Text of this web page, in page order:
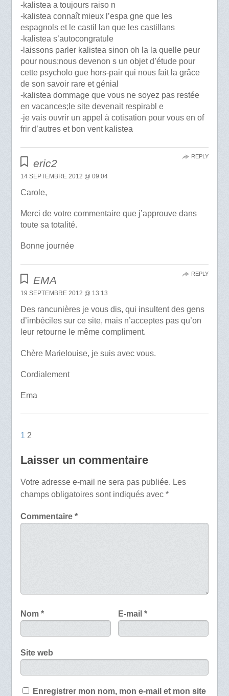
-kalistea a toujours raiso n
-kalistea connaît mieux l’espa gne que les
espagnols et le castil lan que les castillans
-kalistea s’autocongratule
-laissons parler kalistea sinon oh la la quelle peur
pour nous;nous devenon s un objet d’étude pour
cette psycholo gue hors-pair qui nous fait la grâce
de son savoir rare et génial
-kalistea dommage que vous ne soyez pas restée
en vacances;le site devenait respirabl e
-je vais ouvrir un appel à cotisation pour vous en of
frir d’autres et bon vent kalistea
eric2
14 SEPTEMBRE 2012 @ 09:04
Carole,
Merci de votre commentaire que j’approuve dans
toute sa totalité.
Bonne journée
REPLY
EMA
19 SEPTEMBRE 2012 @ 13:13
Des rancunières je vous dis, qui insultent des gens
d’imbéciles sur ce site, mais n’acceptes pas qu’on
leur retourne le même compliment.
Chère Marielouise, je suis avec vous.
Cordialement
Ema
REPLY
1 2
Laisser un commentaire
Votre adresse e-mail ne sera pas publiée. Les
champs obligatoires sont indiqués avec *
Commentaire *
Nom * E-mail*
Site web
Enregistrer mon nom, mon e-mail et mon site